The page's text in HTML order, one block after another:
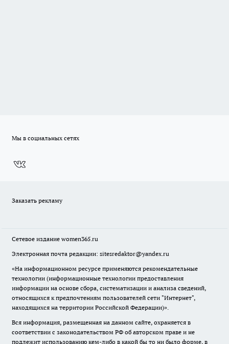
Мы в социальных сетях
Заказать рекламу
Сетевое издание women365.ru
Электронная почта редакции: sitesredaktor@yandex.ru
«На информационном ресурсе применяются рекомендательные
технологии (информационные технологии предоставления
информации на основе сбора, систематизации и анализа сведений,
относящихся к предпочтениям пользователей сети "Интернет",
находящихся на территории Российской Федерации)».
Вся информация, размещенная на данном сайте, охраняется в
соответствии с законодательством РФ об авторском праве и не
подлежит использованию кем-либо в какой бы то ни было форме, в